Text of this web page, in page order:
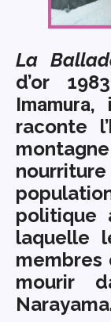
La
d’or
Imamura,
raconte
politique
laquelle
membres
mourir